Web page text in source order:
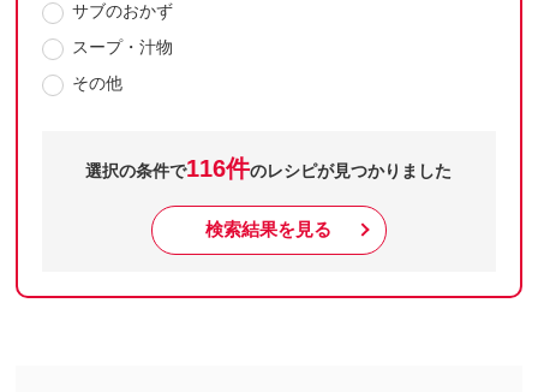
サブのおかず
スープ・汁物
その他
選択の条件で116件のレシピが見つかりました
検索結果を見る